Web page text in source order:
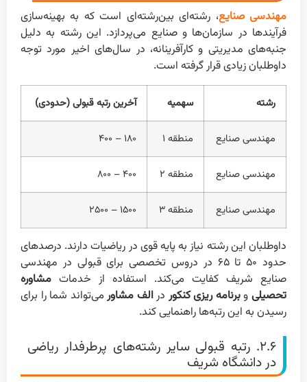
مهندسی صنایع، رشته‌ای بین‌رشته‌ای است که به بهینه‌سازی
فرآیندها در سازمان‌ها و صنایع می‌پردازد. این رشته به دلیل
جنبه‌های مدیریتی و کارآفرینانه، در سال‌های اخیر مورد توجه
داوطلبان زیادی قرار گرفته است.
رشته سهمیه آخرین رتبه قبولی (حدودی)
مهندسی صنایع منطقه ۱ ۱۸۰ – ۴۰۰
مهندسی صنایع منطقه ۲ ۴۰۰ – ۸۰۰
مهندسی صنایع منطقه ۳ ۱۵۰۰ – ۲۵۰۰
داوطلبان این رشته نیاز به پایه قوی در ریاضیات دارند. درصدهای
حدود ۵۰ تا ۶۵ در دروس تخصصی برای قبولی در مهندسی
صنایع شریف کفایت می‌کند. استفاده از خدمات مشاوره
تحصیلیوبرنامه ریزی کنکور درالف مشاورمی‌تواند شما را برای
رسیدن به این رتبه‌ها راهنمایی کند.
۲.۶. رتبه قبولی سایر رشته‌های پرطرفدار ریاضی
در دانشگاه شریف